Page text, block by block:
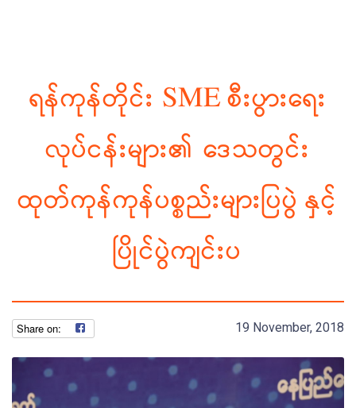
ရန်ကုန်တိုင်း SME စီးပွားရေး
လုပ်ငန်းများ၏ ဒေသတွင်း
ထုတ်ကုန်ကုန်ပစ္စည်းများပြပွဲ နှင့်
ပြိုင်ပွဲကျင်းပ
19 November, 2018